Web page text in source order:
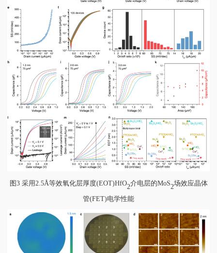
图 3 采用2.5Å等效氧化层厚度(EOT)HfO2介电层的MoS2场效应晶体
管(FET)电学性能